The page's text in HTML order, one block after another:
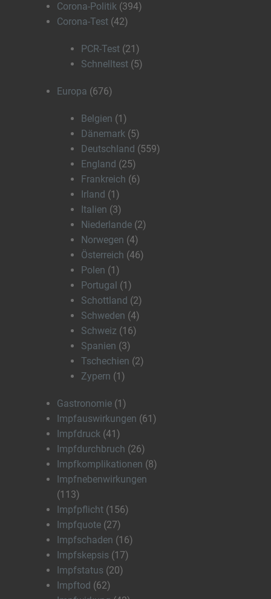
Corona-Politik (394)
Corona-Test (42)
PCR-Test (21)
Schnelltest (5)
Europa (676)
Belgien (1)
Dänemark (5)
Deutschland (559)
England (25)
Frankreich (6)
Irland (1)
Italien (3)
Niederlande (2)
Norwegen (4)
Österreich (46)
Polen (1)
Portugal (1)
Schottland (2)
Schweden (4)
Schweiz (16)
Spanien (3)
Tschechien (2)
Zypern (1)
Gastronomie (1)
Impfauswirkungen (61)
Impfdruck (41)
Impfdurchbruch (26)
Impfkomplikationen (8)
Impfnebenwirkungen
(113)
Impfpflicht (156)
Impfquote (27)
Impfschaden (16)
Impfskepsis (17)
Impfstatus (20)
Impftod (62)